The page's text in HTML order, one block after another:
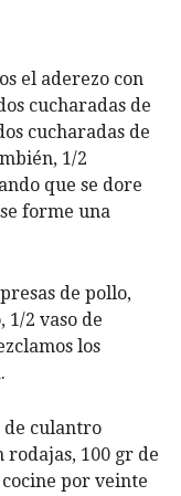
el aderezo con
cucharadas de
cucharadas de
1/2
que se dore
forme una
de pollo,
1/2 vaso de
los
de culantro
rodajas, 100 gr de
por veinte